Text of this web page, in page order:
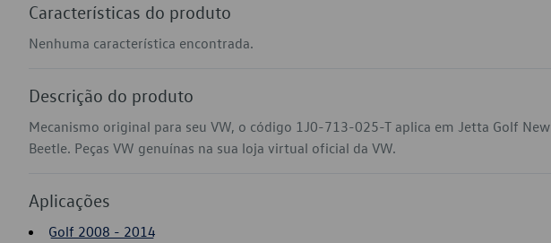
Características do produto
Nenhuma característica encontrada.
Descrição do produto
Mecanismo original para seu VW, o código 1J0-713-025-T aplica em Jetta Golf New
Beetle. Peças VW genuínas na sua loja virtual oficial da VW.
Aplicações
Golf 2008 - 2014